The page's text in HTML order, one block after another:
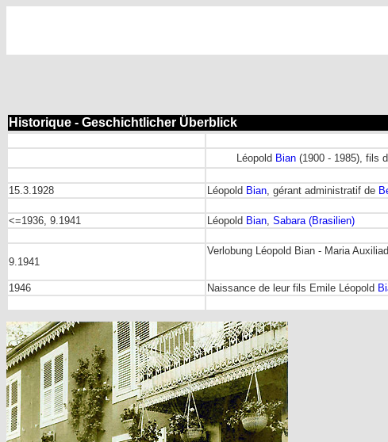
Historique - Geschichtlicher Überblick
Léopold Bian (1900 - 1985), fils
15.3.1928 Léopold Bian, gérant administratif de
<=1936, 9.1941 Léopold Bian, Sabara (Brasilien)
9.1941
Verlobung Léopold Bian - Maria
1946 Naissance de leur fils Emile Léopold